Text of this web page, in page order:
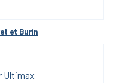
et Burin
Ultimax